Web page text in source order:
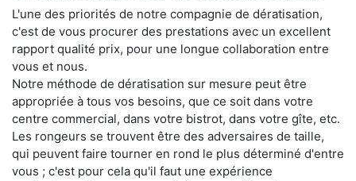
L'une des priorités de notre compagnie de dératisation,
c'est de vous procurer des prestations avec un excellent
rapport qualité prix, pour une longue collaboration entre
vous et nous.
Notre méthode de dératisation sur mesure peut être
appropriée à tous vos besoins, que ce soit dans votre
centre commercial, dans votre bistrot, dans votre gîte, etc.
Les rongeurs se trouvent être des adversaires de taille,
qui peuvent faire tourner en rond le plus déterminé d'entre
vous ; c'est pour cela qu'il faut une expérience